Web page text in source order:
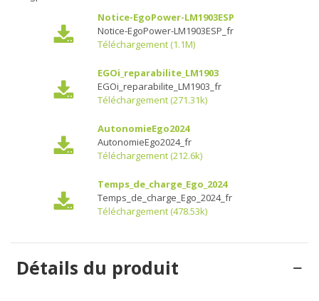
Notice-EgoPower-LM1903ESP
Notice-EgoPower-LM1903ESP_fr
Téléchargement (1.1M)
EGOi_reparabilite_LM1903
EGOi_reparabilite_LM1903_fr
Téléchargement (271.31k)
AutonomieEgo2024
AutonomieEgo2024_fr
Téléchargement (212.6k)
Temps_de_charge_Ego_2024
Temps_de_charge_Ego_2024_fr
Téléchargement (478.53k)
Détails du produit